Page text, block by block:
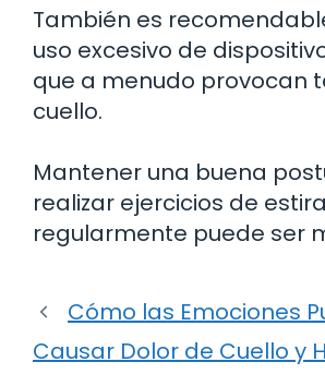
También es
uso excesivo de
que a menudo provocan
cuello.
Mantener una buena
realizar ejercicios de
regularmente puede ser
Cómo las Emociones
Causar Dolor de Cuello y